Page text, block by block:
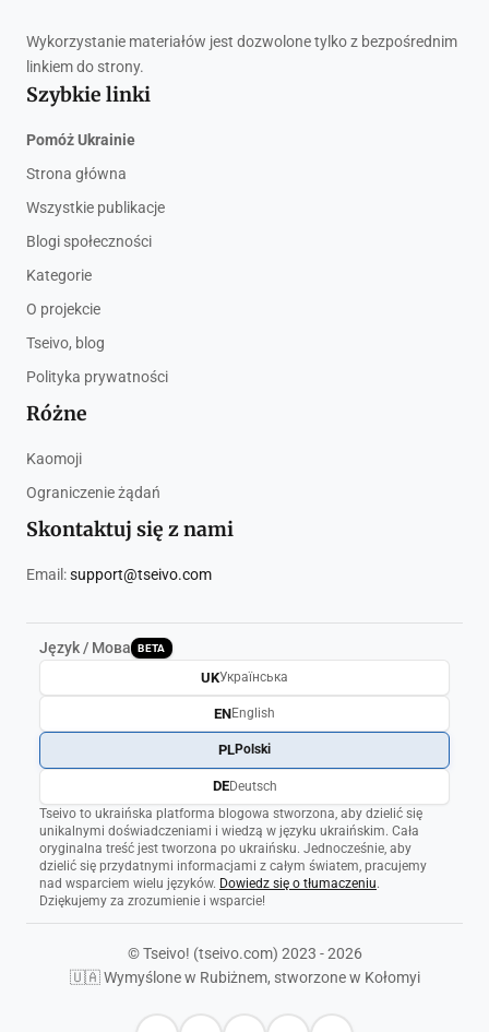
Wykorzystanie materiałów jest dozwolone tylko z bezpośrednim
linkiem do strony.
Szybkie linki
Pomóż Ukrainie
Strona główna
Wszystkie publikacje
Blogi społeczności
Kategorie
O projekcie
Tseivo, blog
Polityka prywatności
Różne
Kaomoji
Ograniczenie żądań
Skontaktuj się z nami
Email:support@tseivo.com
Język / Мова BETA
Tseivo to ukraińska platforma blogowa stworzona, aby dzielić się
unikalnymi doświadczeniami i wiedzą w języku ukraińskim. Cała
oryginalna treść jest tworzona po ukraińsku. Jednocześnie, aby
dzielić się przydatnymi informacjami z całym światem, pracujemy
nad wsparciem wielu języków. Dowiedz się o tłumaczeniu.
Dziękujemy za zrozumienie i wsparcie!
UKУкраїнська
ENEnglish
PLPolski
DEDeutsch
© Tseivo! (tseivo.com) 2023 - 2026
🇺🇦 Wymyślone w Rubiżnem, stworzone w Kołomyi